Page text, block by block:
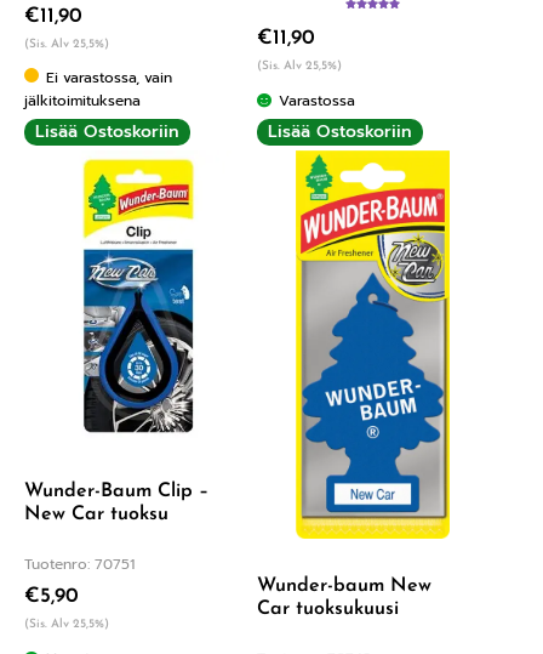
€11,90
(Sis. Alv 25,5%)
Ei varastossa, vain
jälkitoimituksena
Lisää Ostoskoriin
€11,90
(Sis. Alv 25,5%)
Varastossa
Lisää Ostoskoriin
Wunder-Baum Clip –
New Car tuoksu
Tuotenro: 70751
€5,90
(Sis. Alv 25,5%)
Wunder-baum New
Car tuoksukuusi